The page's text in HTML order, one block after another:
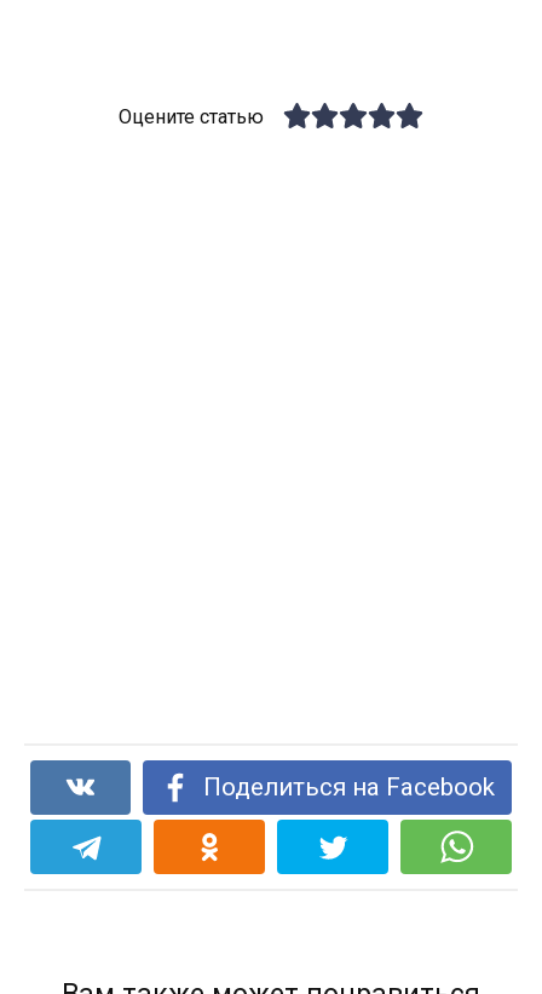
Оцените статью
Поделиться на Facebook